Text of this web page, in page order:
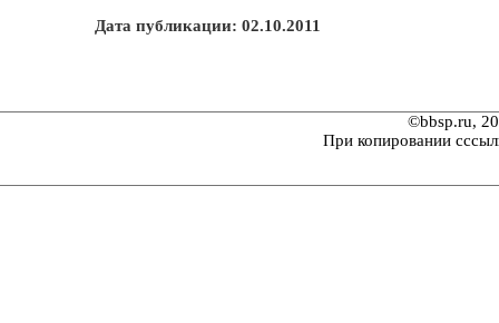
Дата публикации: 02.10.2011
©bbsp.ru,
При копировании